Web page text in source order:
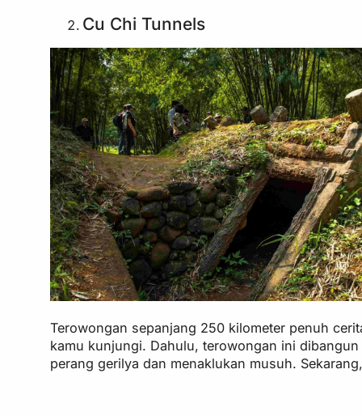
Cu Chi Tunnels
Terowongan sepanjang 250 kilometer penuh
kamu kunjungi. Dahulu, terowongan ini
perang gerilya dan menaklukan musuh.